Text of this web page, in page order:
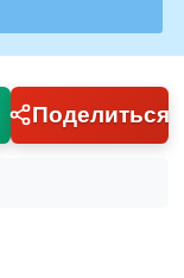
Поделиться